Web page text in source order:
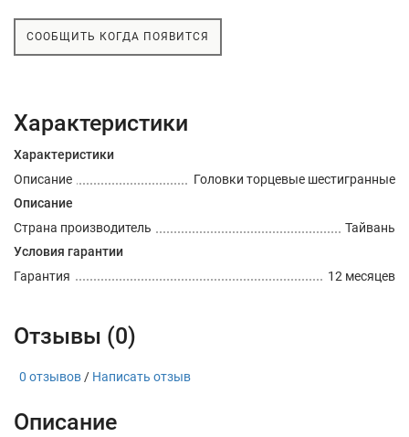
СООБЩИТЬ КОГДА ПОЯВИТСЯ
Характеристики
Характеристики
Описание
Головки торцевые шестигранные
Описание
Страна производитель
Тайвань
Условия гарантии
Гарантия
12 месяцев
Отзывы (0)
0 отзывов/ Написать отзыв
Описание